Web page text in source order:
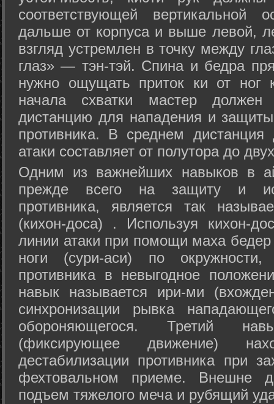
соответствующей
дальше от корпуса и выше левой,
взгляд устремлен в точку между
глаз» — тэн-тэй. Спина и бедра
нужно ощущать приток ки от
начала схватки мастер должен
дистанцию для нападения и
противника. В среднем
атаки составляет от полутора до
Одним из важнейших навыков в
прежде всего на защиту и
противника, является так
(кихон-доса) . Используя кихон-
линии атаки при помощи маха
ноги (сури-аси) по
противника в невыгодное
навык называется ири-ми
синхронизации рывка
обороняющегося. Третий
(фиксирующее движение)
дестабилизации противника при
фехтовальном приеме. Внешне
подъем тяжелого меча и рубящий